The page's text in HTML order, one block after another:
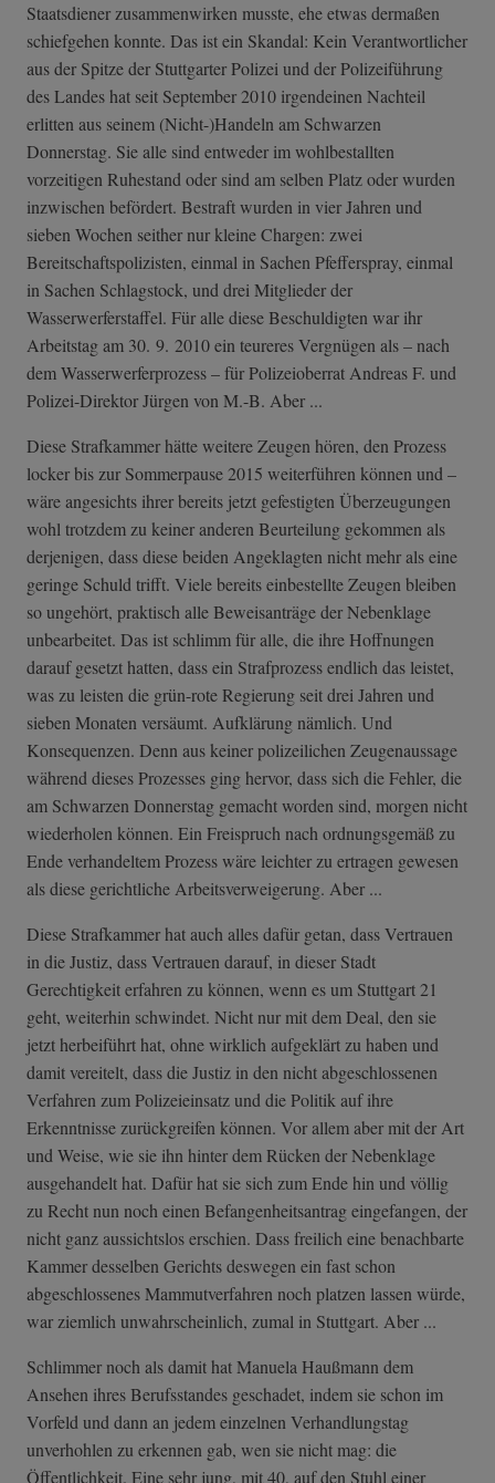
Staatsdiener zusammenwirken musste, ehe etwas dermaßen
schiefgehen konnte. Das ist ein Skandal: Kein Verantwortlicher
aus der Spitze der Stuttgarter Polizei und der Polizeiführung
des Landes hat seit September 2010 irgendeinen Nachteil
erlitten aus seinem (Nicht-)Handeln am Schwarzen
Donnerstag. Sie alle sind entweder im wohlbestallten
vorzeitigen Ruhestand oder sind am selben Platz oder wurden
inzwischen befördert. Bestraft wurden in vier Jahren und
sieben Wochen seither nur kleine Chargen: zwei
Bereitschaftspolizisten, einmal in Sachen Pfefferspray, einmal
in Sachen Schlagstock, und drei Mitglieder der
Wasserwerferstaffel. Für alle diese Beschuldigten war ihr
Arbeitstag am 30. 9. 2010 ein teureres Vergnügen als – nach
dem Wasserwerferprozess – für Polizeioberrat Andreas F. und
Polizei-Direktor Jürgen von M.-B. Aber ...
Diese Strafkammer hätte weitere Zeugen hören, den Prozess
locker bis zur Sommerpause 2015 weiterführen können und –
wäre angesichts ihrer bereits jetzt gefestigten Überzeugungen
wohl trotzdem zu keiner anderen Beurteilung gekommen als
derjenigen, dass diese beiden Angeklagten nicht mehr als eine
geringe Schuld trifft. Viele bereits einbestellte Zeugen bleiben
so ungehört, praktisch alle Beweisanträge der Nebenklage
unbearbeitet. Das ist schlimm für alle, die ihre Hoffnungen
darauf gesetzt hatten, dass ein Strafprozess endlich das leistet,
was zu leisten die grün-rote Regierung seit drei Jahren und
sieben Monaten versäumt. Aufklärung nämlich. Und
Konsequenzen. Denn aus keiner polizeilichen Zeugenaussage
während dieses Prozesses ging hervor, dass sich die Fehler, die
am Schwarzen Donnerstag gemacht worden sind, morgen nicht
wiederholen können. Ein Freispruch nach ordnungsgemäß zu
Ende verhandeltem Prozess wäre leichter zu ertragen gewesen
als diese gerichtliche Arbeitsverweigerung. Aber ...
Diese Strafkammer hat auch alles dafür getan, dass Vertrauen
in die Justiz, dass Vertrauen darauf, in dieser Stadt
Gerechtigkeit erfahren zu können, wenn es um Stuttgart 21
geht, weiterhin schwindet. Nicht nur mit dem Deal, den sie
jetzt herbeiführt hat, ohne wirklich aufgeklärt zu haben und
damit vereitelt, dass die Justiz in den nicht abgeschlossenen
Verfahren zum Polizeieinsatz und die Politik auf ihre
Erkenntnisse zurückgreifen können. Vor allem aber mit der Art
und Weise, wie sie ihn hinter dem Rücken der Nebenklage
ausgehandelt hat. Dafür hat sie sich zum Ende hin und völlig
zu Recht nun noch einen Befangenheitsantrag eingefangen, der
nicht ganz aussichtslos erschien. Dass freilich eine benachbarte
Kammer desselben Gerichts deswegen ein fast schon
abgeschlossenes Mammutverfahren noch platzen lassen würde,
war ziemlich unwahrscheinlich, zumal in Stuttgart. Aber ...
Schlimmer noch als damit hat Manuela Haußmann dem
Ansehen ihres Berufsstandes geschadet, indem sie schon im
Vorfeld und dann an jedem einzelnen Verhandlungstag
unverhohlen zu erkennen gab, wen sie nicht mag: die
Öffentlichkeit. Eine sehr jung, mit 40, auf den Stuhl einer